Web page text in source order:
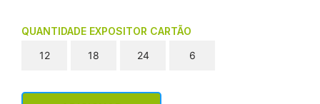
QUANTIDADE EXPOSITOR CARTÃO
12
18 24 6